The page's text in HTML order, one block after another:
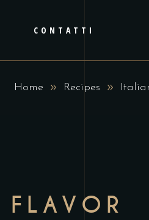
CONTATTI
Home Recipes
FLAVOR